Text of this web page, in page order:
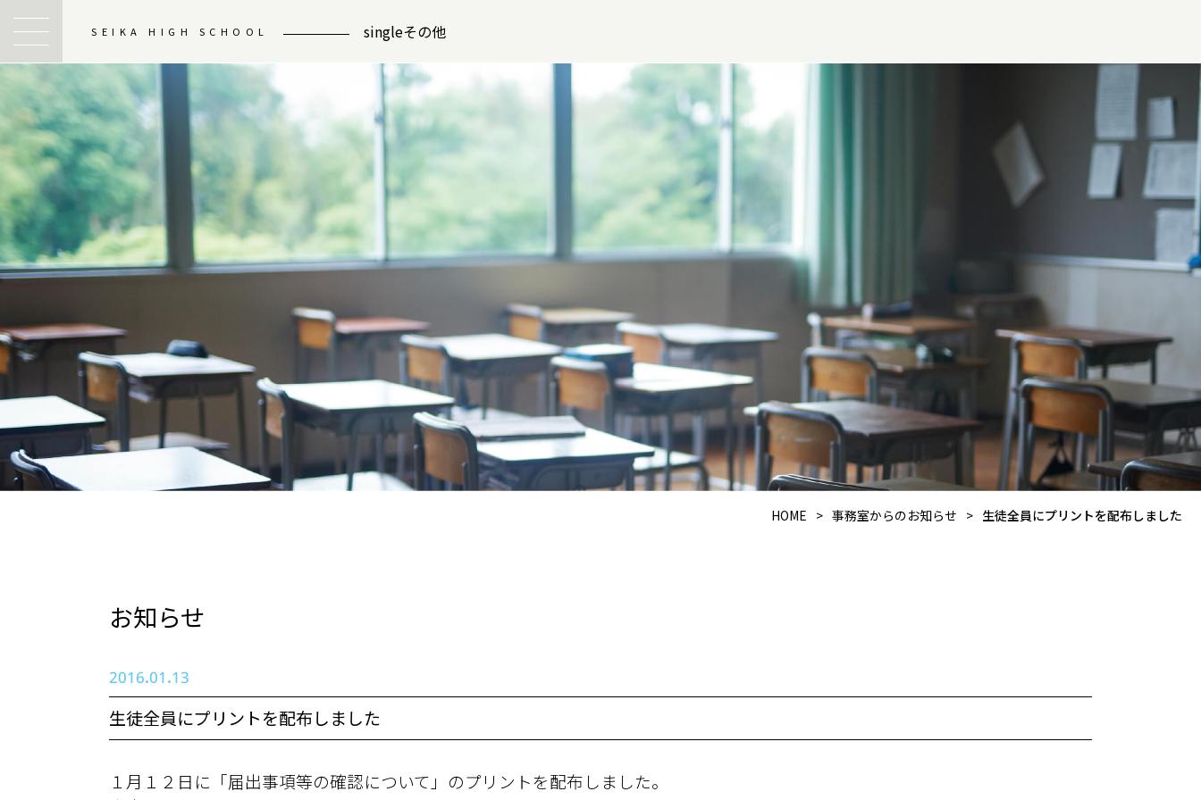
SEIKA HIGH SCHOOL singleその他
HOME > 事務室からのお知らせ > 生徒全員にプリントを配布しました
お知らせ
2016.01.13
生徒全員にプリントを配布しました
１月１２日に「届出事項等の確認について」のプリントを配布しました。